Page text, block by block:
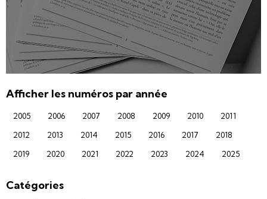
Afficher les numéros par année
2005 2006 2007 2008 2009 2010
2011
2012
2013 2014 2015 2016 2017
2018
2019
2020 2021 2022 2023 2024 2025
Catégories